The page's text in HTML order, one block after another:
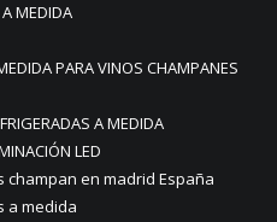
MEDIDA
PARA VINOS CHAMPANES
A MEDIDA
LED
en madrid España
a medida